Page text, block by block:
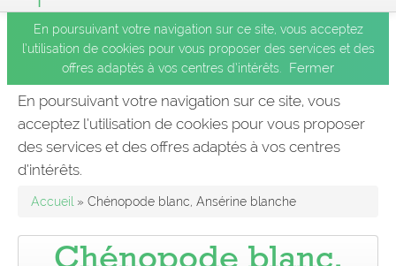
Accueil
Les balades
Les espèces
Le blog
En poursuivant votre navigation sur ce site, vous acceptez
l’utilisation de cookies pour vous proposer des services et des
offres adaptés à vos centres d’intérêts.
Fermer
En poursuivant votre navigation sur ce site, vous
acceptez l’utilisation de cookies pour vous proposer
des services et des offres adaptés à vos centres
d’intérêts.
Accueil » Chénopode blanc, Ansérine blanche